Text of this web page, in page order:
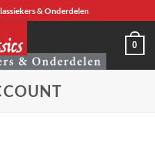
& Onderdelen
0